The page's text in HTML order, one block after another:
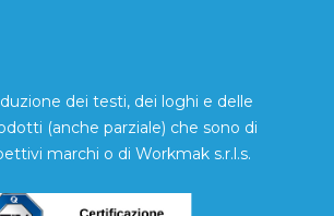
dei testi, dei loghi e delle
(anche parziale) che sono di
marchi o di Workmak s.r.l.s.